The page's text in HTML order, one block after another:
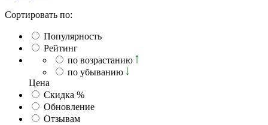
Сортировать по:
Популярность
Рейтинг
по возрастанию
по убыванию
Ценa
Скидка %
Обновление
Отзывам